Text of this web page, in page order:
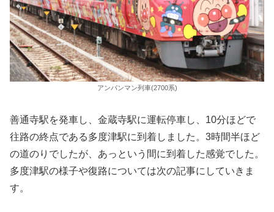
アンパンマン列車(2700系)
善通寺駅を発車し、金蔵寺駅に運転停車し、10分ほどで
往路の終点である多度津駅に到着しました。3時間半ほど
の道のりでしたが、あっという間に到着した感覚でした。
多度津駅の様子や復路については次の記事にしていきま
す。